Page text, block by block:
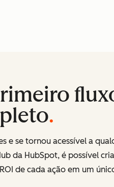
se tornou acessível a
da HubSpot, é possível
de cada ação em um